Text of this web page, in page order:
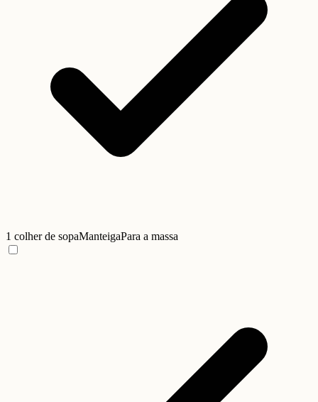
1 colher de sopaManteigaPara a massa